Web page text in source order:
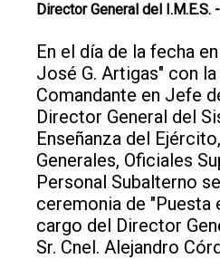
Director General del I.M.E.S.
En el día de la fecha
José G. Artigas" con
Comandante en Jefe
Director General del
Enseñanza del
Generales, Oficiales
Personal Subalterno
ceremonia de "Puesta
cargo del Director
Sr. Cnel. Alejandro